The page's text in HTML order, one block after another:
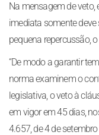
Na mensagem de veto,
imediata somente
pequena repercussão,
“De modo a garantir
norma examinem o
legislativa, o veto à
em vigor em 45 dias,
4.657, de 4 de